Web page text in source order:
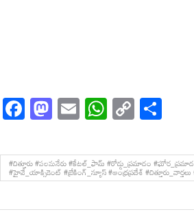
Facebook
Mastodon
EmailWhatsApp
Copy
Link
#చిత్తూరు #పలమనేరు #కేటల్_ఫామ్ #రోడ్డు_ప్రమాదం
#హైవే_యాక్సిడెంట్ #బ్రేకింగ్_న్యూస్ #ఆంధ్రప్రదేశ్